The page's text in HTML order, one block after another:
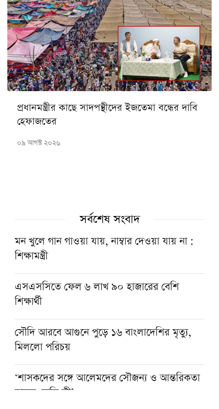
প্রধানমন্ত্রীর কাছে সাদপন্থীদের ইজতেমা বন্ধের দাবি
হেফাজতের
০৯ আগস্ট ২০২৬
সর্বশেষ সংবাদ
মন খুলে গান গাওয়া যায়, নাম্বার দেওয়া যায় না :
শিক্ষামন্ত্রী
এসএসসিতে ফেল ৬ লাখ ৯০ হাজারের বেশি
শিক্ষার্থী
সৌদি আরবে আগুনে পুড়ে ১৬ বাংলাদেশির মৃত্যু,
মিললো পরিচয়
‘শাসকদের সঙ্গে আলেমদের সৌজন্য ও আন্তরিকতা
বাড়ুক, ক্ষতি কী’